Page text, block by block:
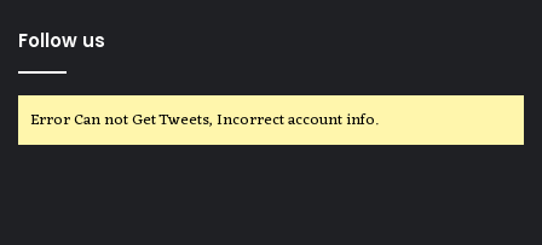
Follow us
Error Can not Get Tweets, Incorrect account info.